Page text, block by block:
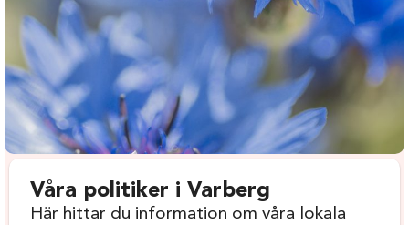
Våra politiker i Varberg
Här hittar du information om våra lokala